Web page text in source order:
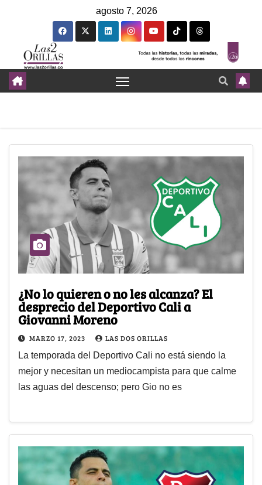
agosto 7, 2026
¿No lo quieren o no les alcanza? El
desprecio del Deportivo Cali a
Giovanni Moreno
MARZO 17, 2023 LAS DOS ORILLAS
La temporada del Deportivo Cali no está siendo la
mejor y necesitan un mediocampista para que calme
las aguas del descenso; pero Gio no es